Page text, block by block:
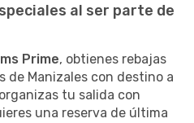
al ser parte de
Prime, obtienes rebajas
de Manizales con destino a
tu salida con
una reserva de última